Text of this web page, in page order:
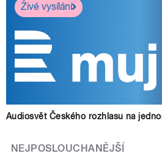
Živé vysílání
Audiosvět Českého rozhlasu na
NEJPOSLOUCHANĚJŠÍ